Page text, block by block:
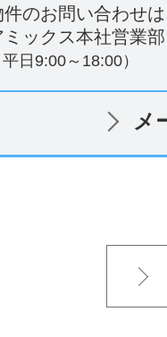
件のお問い合わせは
ミックス本社営業部
平日9:00～18:00）
メ